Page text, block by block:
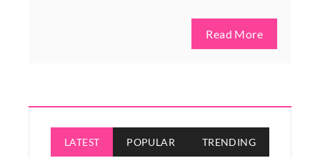
Read More
LATEST POPULAR TRENDING